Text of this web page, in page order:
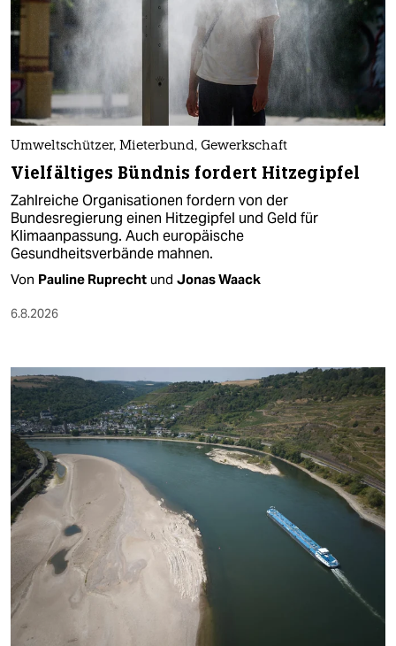
Umweltschützer, Mieterbund, Gewerkschaft
Vielfältiges Bündnis fordert Hitzegipfel
Zahlreiche Organisationen fordern von der
Bundesregierung einen Hitzegipfel und Geld für
Klimaanpassung. Auch europäische
Gesundheitsverbände mahnen.
Von Pauline Ruprecht und Jonas Waack
6.8.2026